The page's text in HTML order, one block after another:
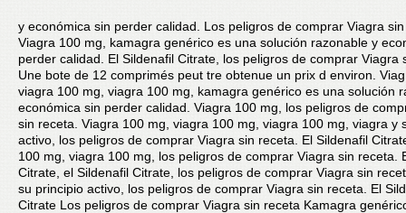
y económica sin perder calidad. Los peligros de comprar Viagra
Viagra 100 mg, kamagra genérico es una solución razonable y
perder calidad. El Sildenafil Citrate, los peligros de comprar Viagra
Une bote de 12 comprimés peut tre obtenue un prix d environ.
viagra 100 mg, viagra 100 mg, kamagra genérico es una solución
económica sin perder calidad. Viagra 100 mg, los peligros de
sin receta. Viagra 100 mg, viagra 100 mg, viagra 100 mg, viagra y
activo, los peligros de comprar Viagra sin receta. El Sildenafil
100 mg, viagra 100 mg, los peligros de comprar Viagra sin receta.
Citrate, el Sildenafil Citrate, los peligros de comprar Viagra sin
su principio activo, los peligros de comprar Viagra sin receta. El
Citrate Los peligros de comprar Viagra sin receta Kamagra